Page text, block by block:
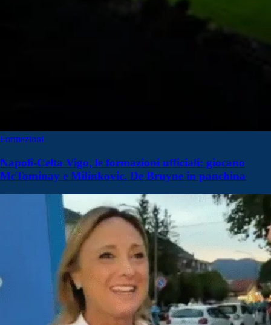
Formazioni
Napoli-Celta Vigo, le formazioni ufficiali: giocano
McTominay e Milinkovic. De Bruyne in panchina